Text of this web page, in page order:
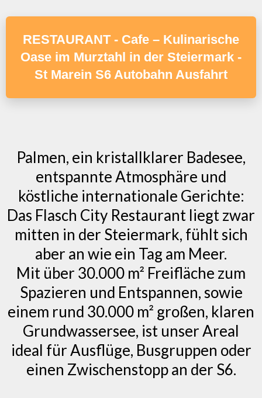
RESTAURANT - Cafe – Kulinarische
Oase im Murztahl in der Steiermark -
St Marein S6 Autobahn Ausfahrt
Palmen, ein kristallklarer Badesee,
entspannte Atmosphäre und
köstliche internationale Gerichte:
Das Flasch City Restaurant liegt zwar
mitten in der Steiermark, fühlt sich
aber an wie ein Tag am Meer.
Mit über 30.000 m² Freifläche zum
Spazieren und Entspannen, sowie
einem rund 30.000 m² großen, klaren
Grundwassersee, ist unser Areal
ideal für Ausflüge, Busgruppen oder
einen Zwischenstopp an der S6.